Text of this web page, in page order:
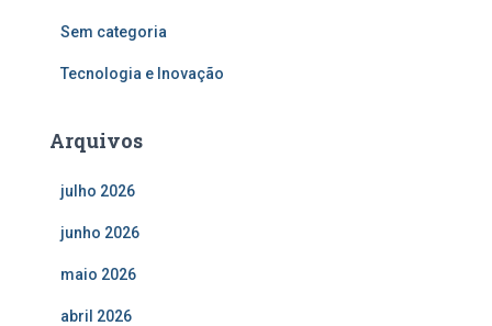
Sem categoria
Tecnologia e Inovação
Arquivos
julho 2026
junho 2026
maio 2026
abril 2026